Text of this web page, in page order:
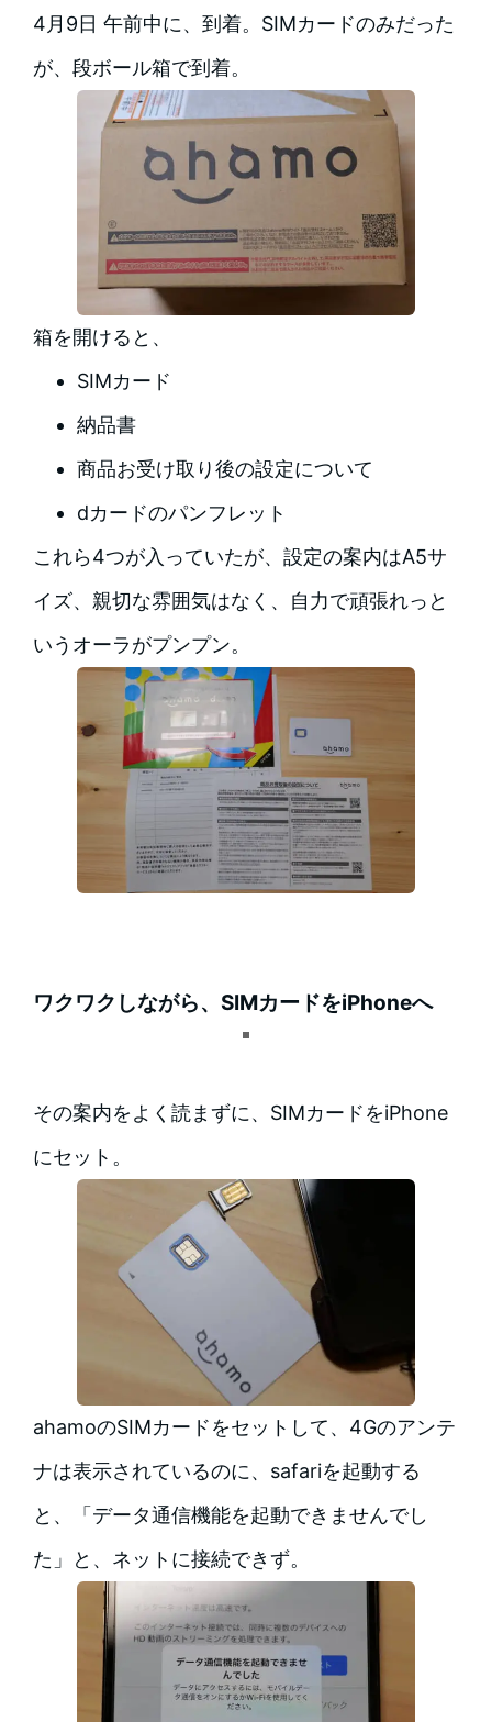
4月9日 午前中に、到着。SIMカードのみだった
が、段ボール箱で到着。
箱を開けると、
SIMカード
納品書
商品お受け取り後の設定について
dカードのパンフレット
これら4つが入っていたが、設定の案内はA5サ
イズ、親切な雰囲気はなく、自力で頑張れっと
いうオーラがプンプン。
ワクワクしながら、SIMカードをiPhoneへ
その案内をよく読まずに、SIMカードをiPhone
にセット。
ahamoのSIMカードをセットして、4Gのアンテ
ナは表示されているのに、safariを起動する
と、「データ通信機能を起動できませんでし
た」と、ネットに接続できず。